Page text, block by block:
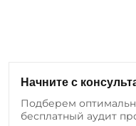
добавляем новые
инструмента, а
существующие
Начните с
Подберем
бесплатный аудит